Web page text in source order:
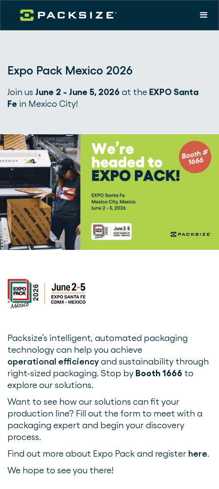
Expo Pack Mexico 2026
Join us June 2 - June 5, 2026 at the EXPO Santa
Fe in Mexico City!
Packsize’s intelligent, automated packaging
technology can help you achieve
operational efficiencyand sustainability through
right-sized packaging. Stop by Booth 1666 to
explore our solutions.
Want to see how our solutions can fit your
production line? Fill out the form to meet with a
packaging expert and begin your discovery
process.
Find out more about Expo Pack and register here.
We hope to see you there!